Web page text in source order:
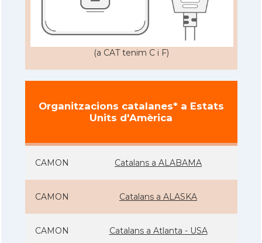
(a CAT tenim C i F)
Organitzacions catalanes* a Estats
Units d'Amèrica
CAMON Catalans a ALABAMA
CAMON Catalans a ALASKA
CAMON Catalans a Atlanta - USA